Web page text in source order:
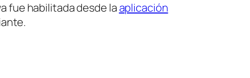
fue habilitada desde laaplicación